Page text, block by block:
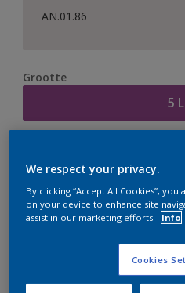
AN.01.86
Grootte
5 L
er hard aan om de voorraad
We respect your privacy.
By clicking “Accept All Cookies”,
on your device to enhance site
assist in our marketing efforts.
Info
Cookies